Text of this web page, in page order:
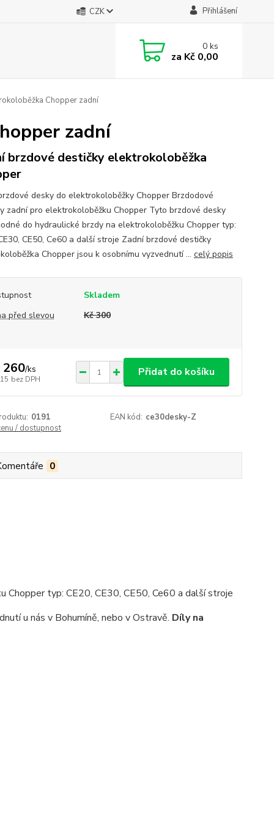
CZK Přihlášení
0ks
za Kč 0,00
Chopper zadní
zadní
brzdové destičky elektrokoloběžka
desky do elektrokoloběžky Chopper Brzdodové
zadní pro elektrokoloběžku Chopper Tyto brzdové desky
do hydraulické brzdy na elektrokoloběžku Chopper typ:
CE50, Ce60 a další stroje Zadní brzdové destičky
Chopper jsou k osobnímu vyzvednutí ... celý popis
Skladem
před slevou
Kč 300
260/ks
bez DPH
Přidat do košíku
0191 EAN kód: ce30desky-Z
/ dostupnost
0
typ: CE20, CE30, CE50, Ce60 a další stroje
u nás v Bohumíně, nebo v Ostravě. Díly na